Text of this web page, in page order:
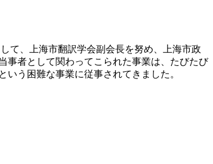
て、上海市翻訳学会副会長を努め、上海市政
事者として関わってこられた事業は、たびたび
う困難な事業に従事されてきました。